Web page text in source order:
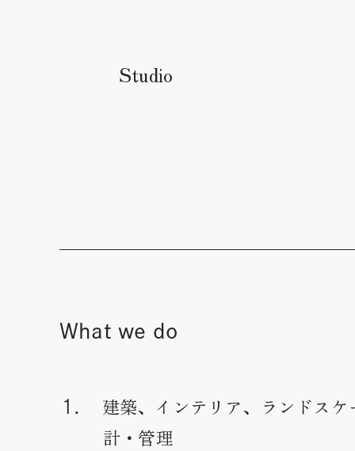
Studio
What we do
1.
建築、インテリア、ランドス
計・管理